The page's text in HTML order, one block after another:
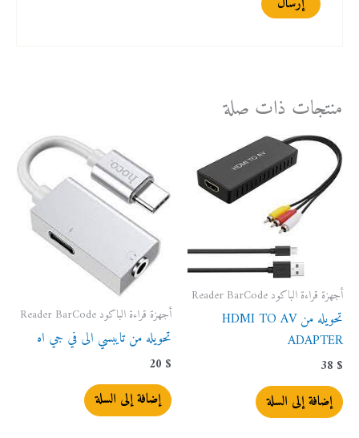
منتجات ذات صلة
أجهزة قراءة الباكود Reader BarCode
تحويله من HDMI TO AV
ADAPTER
38 $
إضافة إلى السلة
أجهزة قراءة الباكود Reader BarCode
تحويله من تايبسي الى في جي اه
20 $
إضافة إلى السلة